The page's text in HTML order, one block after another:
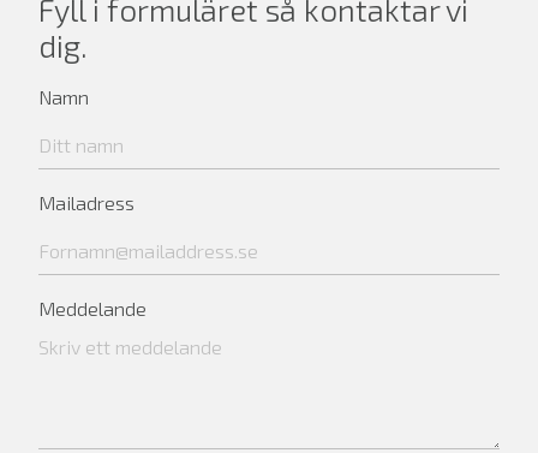
Fyll i formuläret så kontaktar vi
dig.
Namn
Mailadress
Meddelande